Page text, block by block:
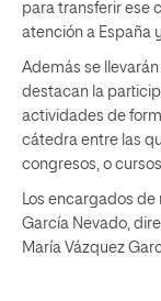
para transferir ese
atención a España
Además se
destacan la
actividades de
cátedra entre las
congresos, o
Los encargados
García Nevado,
María Vázquez